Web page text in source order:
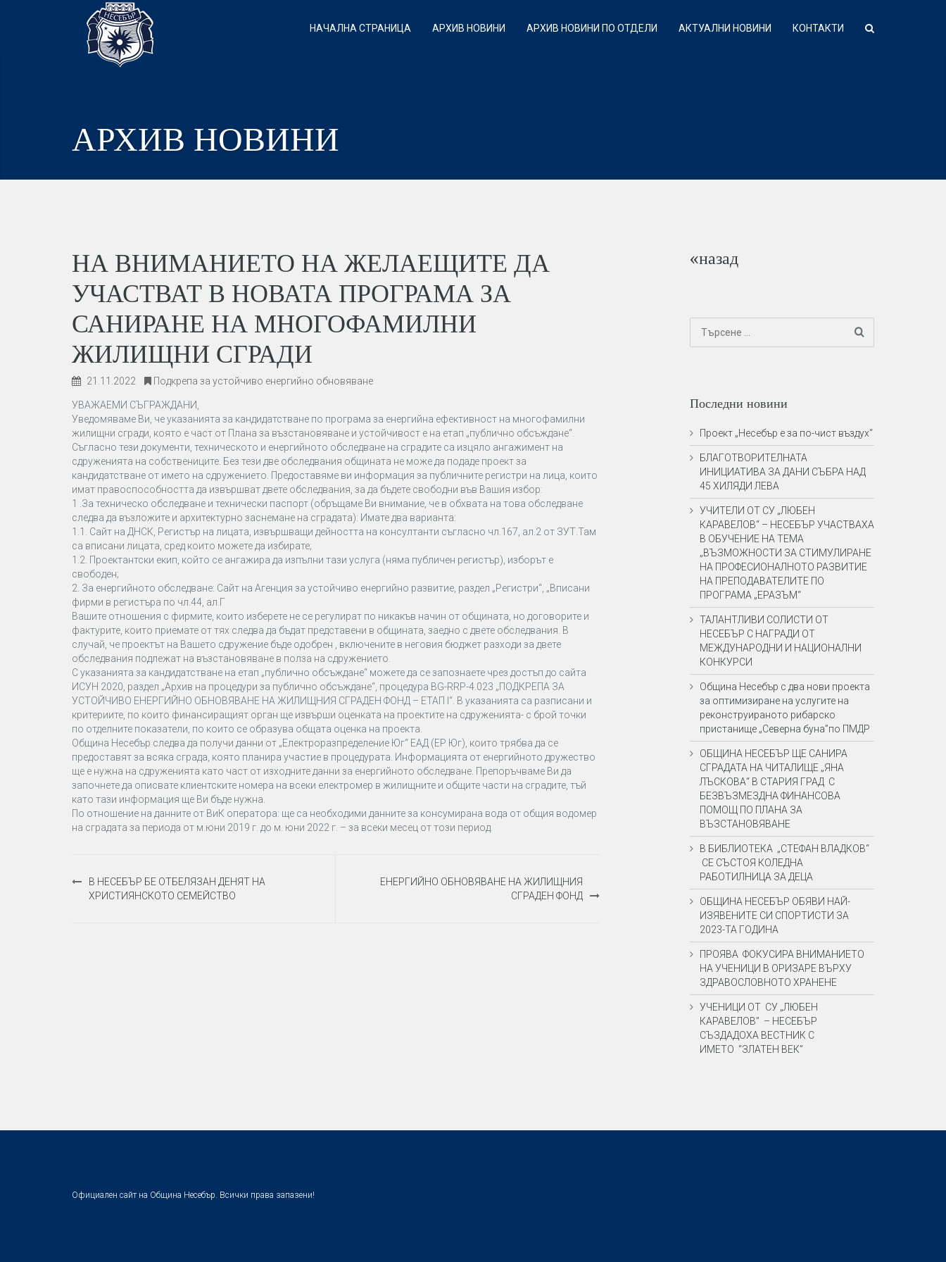
НАЧАЛНА СТРАНИЦА АРХИВ НОВИНИ АРХИВ НОВИНИ ПО ОТДЕЛИ АКТУАЛНИ НОВИНИ КОНТАКТИ
АРХИВ НОВИНИ
НА ВНИМАНИЕТО НА ЖЕЛАЕЩИТЕ ДА
УЧАСТВАТ В НОВАТА ПРОГРАМА ЗА
САНИРАНЕ НА МНОГОФАМИЛНИ
ЖИЛИЩНИ СГРАДИ
21.11.2022 Подкрепа за устойчиво енергийно обновяване
УВАЖАЕМИ СЪГРАЖДАНИ,
Уведомяваме Ви, че указанията за кандидатстване по програма за енергийна ефективност на многофамилни
жилищни сгради, която е част от Плана за възстановяване и устойчивост е на етап „публично обсъждане“.
Съгласно тези документи, техническото и енергийното обследване на сградите са изцяло ангажимент на
сдруженията на собствениците. Без тези две обследвания общината не може да подаде проект за
кандидатстване от името на сдружението. Предоставяме ви информация за публичните регистри на лица, които
имат правоспособността да извършват двете обследвания, за да бъдете свободни във Вашия избор:
1 .За техническо обследване и технически паспорт (обръщаме Ви внимание, че в обхвата на това обследване
следва да възложите и архитектурно заснемане на сградата): Имате два варианта:
1.1. Сайт на ДНСК, Регистър на лицата, извършващи дейността на консултанти съгласно чл.167, ал.2 от ЗУТ.Там
са вписани лицата, сред които можете да избирате;
1.2. Проектантски екип, който се ангажира да изпълни тази услуга (няма публичен регистър), изборът е
свободен;
2. За енергийното обследване: Сайт на Агенция за устойчиво енергийно развитие, раздел „Регистри“, „Вписани
фирми в регистъра по чл.44, ал.Г
Вашите отношения с фирмите, които изберете не се регулират по никакъв начин от общината, но договорите и
фактурите, които приемате от тях следва да бъдат представени в общината, заедно с двете обследвания. В
случай, че проектът на Вашето сдружение бъде одобрен , включените в неговия бюджет разходи за двете
обследвания подлежат на възстановяване в полза на сдружението.
С указанията за кандидатстване на етап „публично обсъждане“ можете да се запознаете чрез достъп до сайта
ИСУН 2020, раздел „Архив на процедури за публично обсъждане“, процедура BG-RRP-4.023 „ПОДКРЕПА ЗА
УСТОЙЧИВО ЕНЕРГИЙНО ОБНОВЯВАНЕ НА ЖИЛИЩНИЯ СГРАДЕН ФОНД – ЕТАП I“. В указанията са разписани и
критериите, по които финансиращият орган ще извърши оценката на проектите на сдруженията- с брой точки
по отделните показатели, по които се образува общата оценка на проекта.
Община Несебър следва да получи данни от „Електроразпределение Юг“ ЕАД (ЕР Юг), които трябва да се
предоставят за всяка сграда, която планира участие в процедурата. Информацията от енергийното дружество
ще е нужна на сдруженията като част от изходните данни за енергийното обследване. Препоръчваме Ви да
започнете да описвате клиентските номера на всеки електромер в жилищните и общите части на сградите, тъй
като тази информация ще Ви бъде нужна.
По отношение на данните от ВиК оператора: ще са необходими данните за консумирана вода от общия водомер
на сградата за периода от м.юни 2019 г. до м. юни 2022 г. – за всеки месец от този период.
В НЕСЕБЪР БЕ ОТБЕЛЯЗАН ДЕНЯТ НА
ХРИСТИЯНСКОТО СЕМЕЙСТВО
ЕНЕРГИЙНО ОБНОВЯВАНЕ НА ЖИЛИЩНИЯ
СГРАДЕН ФОНД
«назад
Последни новини
Проект „Несебър е за по-чист въздух“
БЛАГОТВОРИТЕЛНАТА
ИНИЦИАТИВА ЗА ДАНИ СЪБРА НАД
45 ХИЛЯДИ ЛЕВА
УЧИТЕЛИ ОТ СУ „ЛЮБЕН
КАРАВЕЛОВ“ – НЕСЕБЪР УЧАСТВАХА
В ОБУЧЕНИЕ НА ТЕМА
„ВЪЗМОЖНОСТИ ЗА СТИМУЛИРАНЕ
НА ПРОФЕСИОНАЛНОТО РАЗВИТИЕ
НА ПРЕПОДАВАТЕЛИТЕ ПО
ПРОГРАМА „ЕРАЗЪМ“
ТАЛАНТЛИВИ СОЛИСТИ ОТ
НЕСЕБЪР С НАГРАДИ ОТ
МЕЖДУНАРОДНИ И НАЦИОНАЛНИ
КОНКУРСИ
Община Несебър с два нови проекта
за оптимизиране на услугите на
реконструираното рибарско
пристанище „Северна буна”по ПМДР
ОБЩИНА НЕСЕБЪР ЩЕ САНИРА
СГРАДАТА НА ЧИТАЛИЩЕ „ЯНА
ЛЪСКОВА“ В СТАРИЯ ГРАД С
БЕЗВЪЗМЕЗДНА ФИНАНСОВА
ПОМОЩ ПО ПЛАНА ЗА
ВЪЗСТАНОВЯВАНЕ
В БИБЛИОТЕКА „СТЕФАН ВЛАДКОВ“
СЕ СЪСТОЯ КОЛЕДНА
РАБОТИЛНИЦА ЗА ДЕЦА
ОБЩИНА НЕСЕБЪР ОБЯВИ НАЙ-
ИЗЯВЕНИТЕ СИ СПОРТИСТИ ЗА
2023-ТА ГОДИНА
ПРОЯВА ФОКУСИРА ВНИМАНИЕТО
НА УЧЕНИЦИ В ОРИЗАРЕ ВЪРХУ
ЗДРАВОСЛОВНОТО ХРАНЕНЕ
УЧЕНИЦИ ОТ СУ „ЛЮБЕН
КАРАВЕЛОВ” – НЕСЕБЪР
СЪЗДАДОХА ВЕСТНИК С
ИМЕТО “ЗЛАТЕН ВЕК”
Официален сайт на Община Несебър. Всички права запазени!